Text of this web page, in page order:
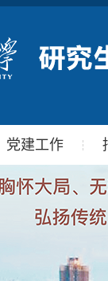
党建工作